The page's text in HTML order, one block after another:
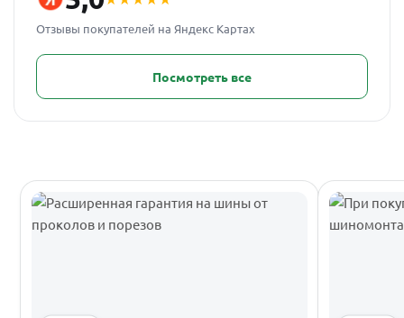
Отзывы покупателей на Яндекс Картах
Посмотреть все